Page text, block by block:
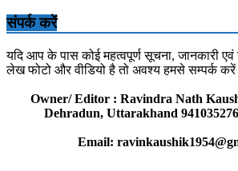
संपर्क करें
यदि आप के पास कोई महत्वपूर्ण सूचना, जानकारी
लेख फोटो और वीडियो है तो अवश्य हमसे सम्पर्क करें
Owner/ Editor : Ravindra Nath
Dehradun, Uttarakhand
Email: